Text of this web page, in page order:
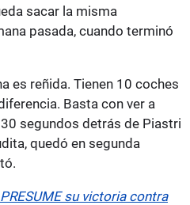
sacar la misma
pasada, cuando terminó
es reñida. Tienen 10 coches
Basta con ver a
segundos detrás de Piastri
quedó en segunda
su victoria contra